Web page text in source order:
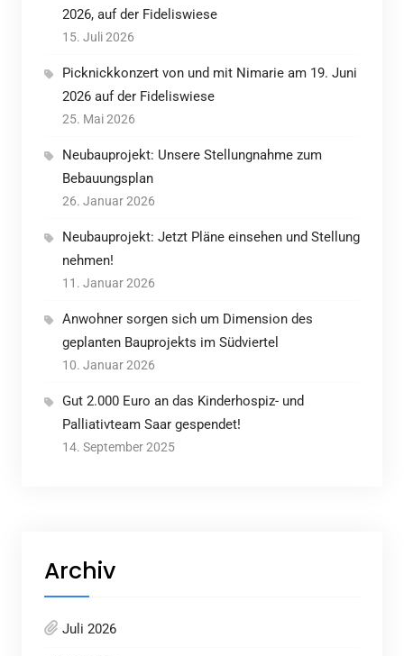
2026, auf der Fideliswiese
15. Juli 2026
Picknickkonzert von und mit Nimarie am 19. Juni
2026 auf der Fideliswiese
25. Mai 2026
Neubauprojekt: Unsere Stellungnahme zum
Bebauungsplan
26. Januar 2026
Neubauprojekt: Jetzt Pläne einsehen und Stellung
nehmen!
11. Januar 2026
Anwohner sorgen sich um Dimension des
geplanten Bauprojekts im Südviertel
10. Januar 2026
Gut 2.000 Euro an das Kinderhospiz- und
Palliativteam Saar gespendet!
14. September 2025
Archiv
Juli 2026